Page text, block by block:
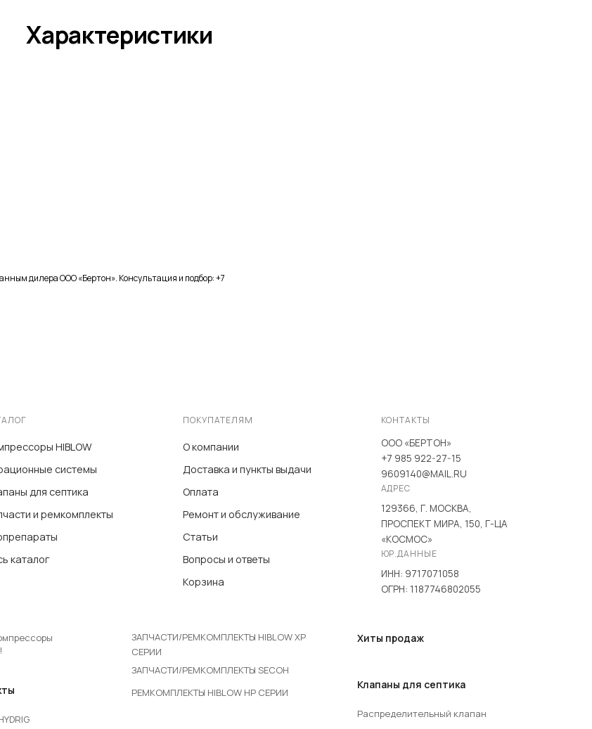
Характеристики
дилера ООО «Бертон». Консультация и подбор: +7
HIBLOW
системы
для септика
и ремкомплекты
каталог
ПОКУПАТЕЛЯМ
О компании
Доставка и пункты выдачи
Оплата
Ремонт и обслуживание
Статьи
Вопросы и ответы
Корзина
КОНТАКТЫ
ООО «БЕРТОН»
+7 985 922-27-15
9609140@MAIL.RU
АДРЕС
129366, Г. МОСКВА,
ПРОСПЕКТ МИРА, 150, Г-ЦА
«КОСМОС»
ЮР.ДАННЫЕ
ИНН: 9717071058
ОГРН: 1187746802055
ЗАПЧАСТИ/РЕМКОМПЛЕКТЫ HIBLOW XP
СЕРИИ
ЗАПЧАСТИ/РЕМКОМПЛЕКТЫ SECOH
РЕМКОМПЛЕКТЫ HIBLOW HP СЕРИИ
Хиты продаж
Клапаны для септика
Распределительный клапан